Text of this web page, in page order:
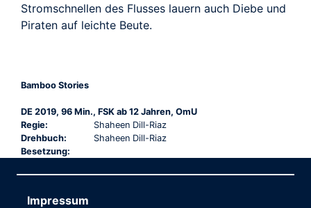
Stromschnellen des Flusses lauern auch Diebe und
Piraten auf leichte Beute.
Bamboo Stories
DE 2019, 96 Min., FSK ab 12 Jahren, OmU
Regie:
Shaheen Dill-Riaz
Drehbuch:
Shaheen Dill-Riaz
Besetzung:
Impressum